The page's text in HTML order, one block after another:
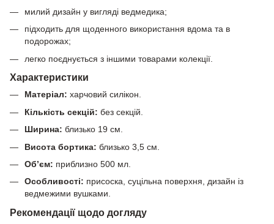
милий дизайн у вигляді ведмедика;
підходить для щоденного використання вдома та в
подорожах;
легко поєднується з іншими товарами колекції.
Характеристики
Матеріал: харчовий силікон.
Кількість секцій: без секцій.
Ширина: близько 19 см.
Висота бортика: близько 3,5 см.
Об’єм: приблизно 500 мл.
Особливості: присоска, суцільна поверхня, дизайн із
ведмежими вушками.
Рекомендації щодо догляду